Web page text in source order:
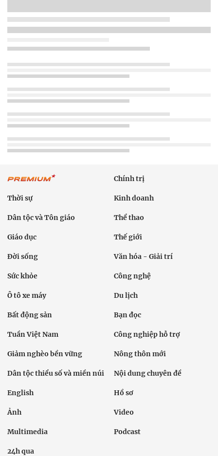
Chính trị
Thời sự Kinh doanh
Dân tộc và Tôn giáo Thể thao
Giáo dục Thế giới
Đời sống Văn hóa - Giải trí
Sức khỏe Công nghệ
Ô tô xe máy Du lịch
Bất động sản Bạn đọc
Tuần Việt Nam Công nghiệp hỗ trợ
Giảm nghèo bền vững Nông thôn mới
Dân tộc thiểu số và miền núi Nội dung chuyên đề
English Hồ sơ
Ảnh Video
Multimedia Podcast
24h qua